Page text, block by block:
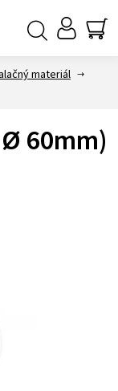
materiál
60mm)